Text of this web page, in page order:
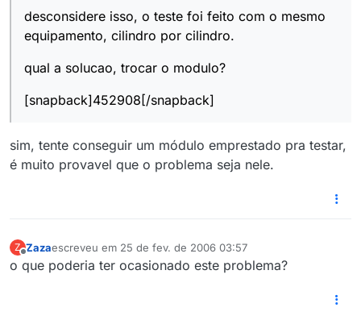
desconsidere isso, o teste foi feito com o mesmo
equipamento, cilindro por cilindro.
qual a solucao, trocar o modulo?
[snapback]452908[/snapback]
sim, tente conseguir um módulo emprestado pra testar,
é muito provavel que o problema seja nele.
Z Zazaescreveu em 25 de fev. de 2006 03:57
última edição por
o que poderia ter ocasionado este problema?